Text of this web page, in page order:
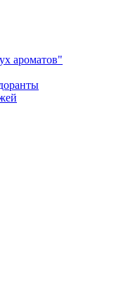
ароматов"